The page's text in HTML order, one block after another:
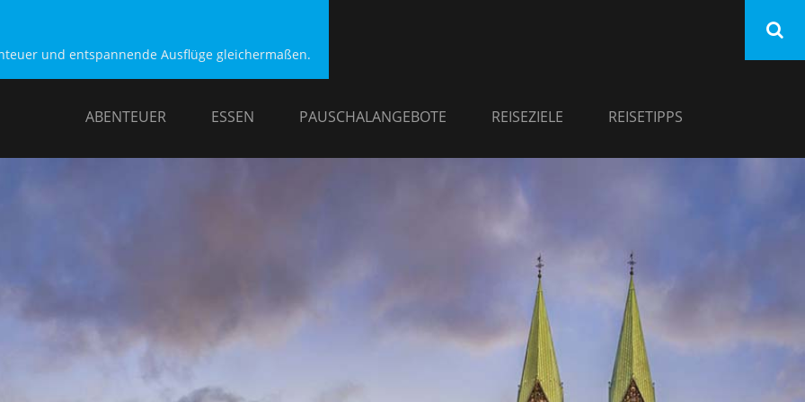
und entspannende Ausflüge gleichermaßen.
ABENTEUER ESSEN PAUSCHALANGEBOTE REISEZIELE REISETIPPS